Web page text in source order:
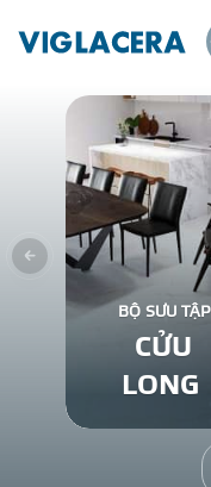
BỘ SƯU TẬP
CỬU
LONG